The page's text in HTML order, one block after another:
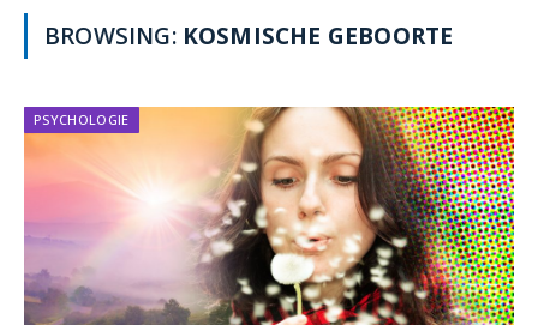
BROWSING: KOSMISCHE GEBOORTE
PSYCHOLOGIE